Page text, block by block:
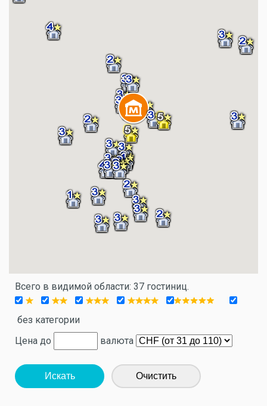
Всего в видимой области: 37 гостиниц.
без категории
Цена до
валюта
Искать Очистить